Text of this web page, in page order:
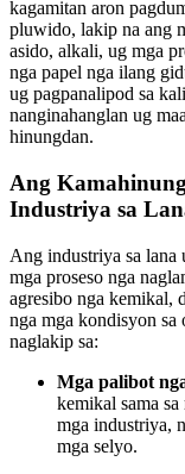
kagamitan aron
pluwido, lakip na ang
asido, alkali, ug mga
nga papel nga ilang
ug pagpanalipod sa
nanginahanglan ug
hinungdan.
Ang
Industriya sa
Ang industriya sa lana
mga proseso nga
agresibo nga kemikal,
nga mga kondisyon sa
naglakip sa:
Mga palibot
kemikal sama
mga industriya,
mga selyo.